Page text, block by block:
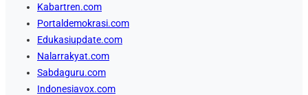
Kabartren.com
Portaldemokrasi.com
Edukasiupdate.com
Nalarrakyat.com
Sabdaguru.com
Indonesiavox.com